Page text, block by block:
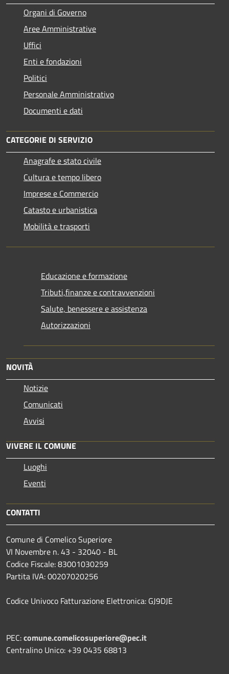
Organi di Governo
Aree Amministrative
Uffici
Enti e fondazioni
Politici
Personale Amministrativo
Documenti e dati
CATEGORIE DI SERVIZIO
Anagrafe e stato civile
Cultura e tempo libero
Imprese e Commercio
Catasto e urbanistica
Mobilità e trasporti
Educazione e formazione
Tributi,finanze e contravvenzioni
Salute, benessere e assistenza
Autorizzazioni
NOVITÀ
Notizie
Comunicati
Avvisi
VIVERE IL COMUNE
Luoghi
Eventi
CONTATTI
Comune di Comelico Superiore
VI Novembre n. 43 - 32040 - BL
Codice Fiscale: 83001030259
Partita IVA: 00207020256
Codice Univoco Fatturazione Elettronica: GJ9DJE
PEC:comune.comelicosuperiore@pec.it
Centralino Unico: +39 0435 68813